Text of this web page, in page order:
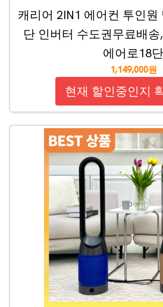
캐리어 2IN1 에어컨 투인
단 인버터 수도권무료배
에어로18단
1,149,000원
현재 할인중인지